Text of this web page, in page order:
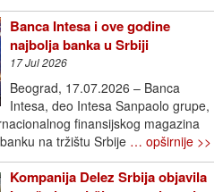
Banca Intesa i ove godine
najbolja banka u Srbiji
17 Jul 2026
Beograd, 17.07.2026 – Banca
Intesa, deo Intesa Sanpaolo grupe,
finansijskog magazina
na tržištu Srbije … opširnije >>
Kompanija Delez Srbija objavila